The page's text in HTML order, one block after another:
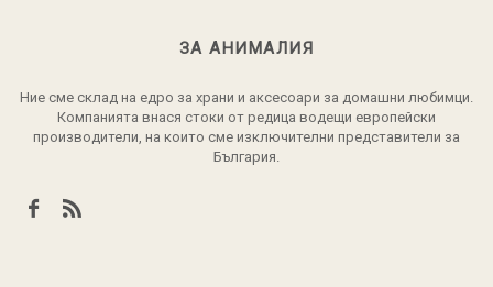
ЗА АНИМАЛИЯ
Ние сме склад на едро за храни и аксесоари за домашни любимци.
Компанията внася стоки от редица водещи европейски
производители, на които сме изключителни представители за
България.